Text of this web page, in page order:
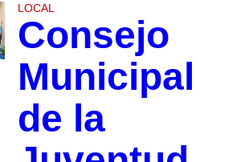
LOCAL
Consejo
Municipal
de la